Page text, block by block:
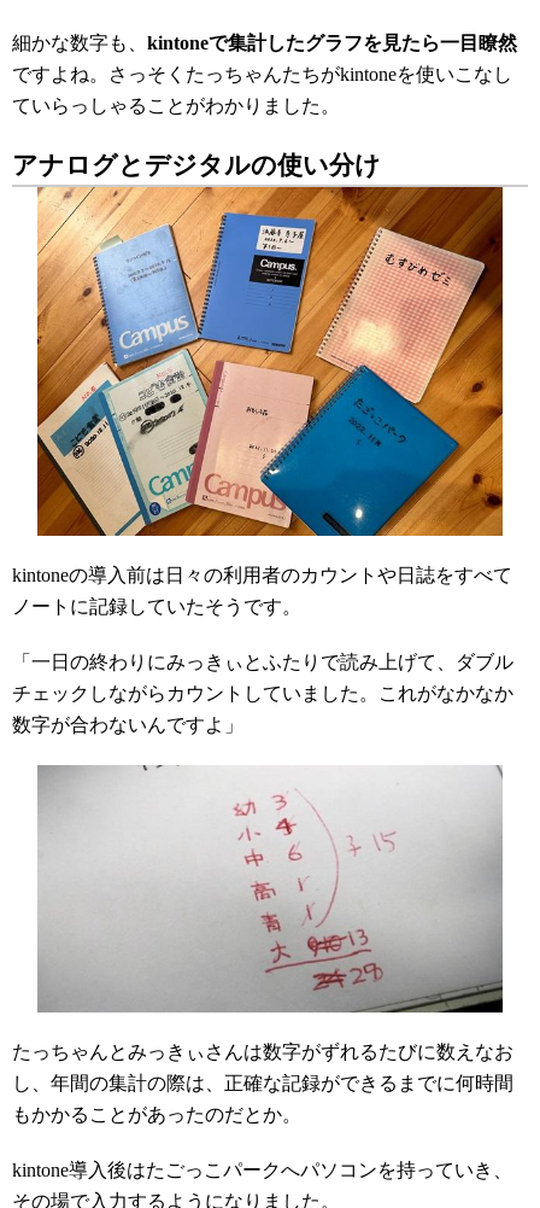
細かな数字も、 kintoneで集計したグラフを見たら一目瞭然
ですよね。さっそくたっちゃんたちがkintoneを使いこなし
ていらっしゃることがわかりました。
アナログとデジタルの使い分け
kintoneの導入前は日々の利用者のカウントや日誌をすべて
ノートに記録していたそうです。
「一日の終わりにみっきぃとふたりで読み上げて、ダブル
チェックしながらカウントしていました。これがなかなか
数字が合わないんですよ」
たっちゃんとみっきぃさんは数字がずれるたびに数えなお
し、年間の集計の際は、正確な記録ができるまでに何時間
もかかることがあったのだとか。
kintone導入後はたごっこパークへパソコンを持っていき、
その場で入力するようになりました。